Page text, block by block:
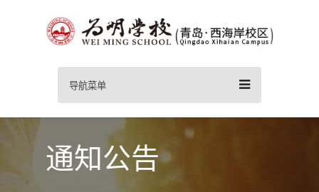
导航菜单
通知公告